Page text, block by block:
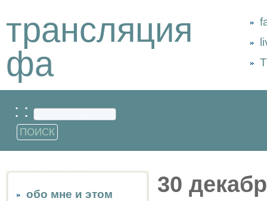
трансляция
фа
: :
обо мне и этом
30